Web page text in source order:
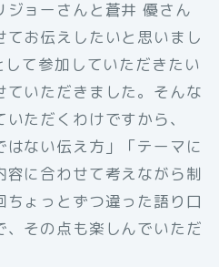
ジョーさんと蒼井 優さん
てお伝えしたいと思いまし
して参加していただきたい
ていただきました。そんな
ただくわけですから、
はない伝え方」「テーマに
容に合わせて考えながら制
ちょっとずつ違った語り口
、その点も楽しんでいただ